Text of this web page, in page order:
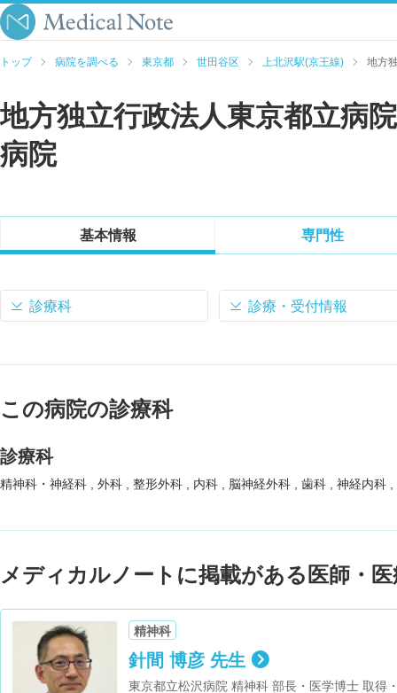
トップ 病院を調べる 東京都 世田谷区 上北沢駅(京王線) 地方
地方独立行政法人東京都立病
病院
基本情報 専門性
診療科 診療・受付情報
この病院の診療科
診療科
精神科・神経科 外科 整形外科 内科 脳神経外科 歯科 神経内科
メディカルノートに掲載がある医師・
精神科
針間 博彦 先生
東京都立松沢病院 精神科 部長・医学博士 取得・精神保健指定医 保有・日本精神保健・予